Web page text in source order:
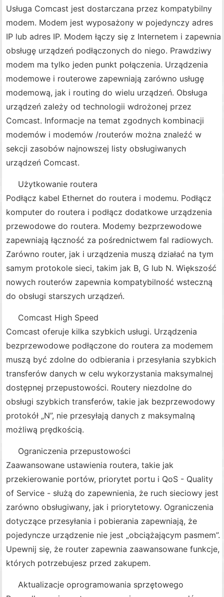
Usługa Comcast jest dostarczana przez kompatybilny
modem. Modem jest wyposażony w pojedynczy adres
IP lub adres IP. Modem łączy się z Internetem i zapewnia
obsługę urządzeń podłączonych do niego. Prawdziwy
modem ma tylko jeden punkt połączenia. Urządzenia
modemowe i routerowe zapewniają zarówno usługę
modemową, jak i routing do wielu urządzeń. Obsługa
urządzeń zależy od technologii wdrożonej przez
Comcast. Informacje na temat zgodnych kombinacji
modemów i modemów /routerów można znaleźć w
sekcji zasobów najnowszej listy obsługiwanych
urządzeń Comcast.
Użytkowanie routera
Podłącz kabel Ethernet do routera i modemu. Podłącz
komputer do routera i podłącz dodatkowe urządzenia
przewodowe do routera. Modemy bezprzewodowe
zapewniają łączność za pośrednictwem fal radiowych.
Zarówno router, jak i urządzenia muszą działać na tym
samym protokole sieci, takim jak B, G lub N. Większość
nowych routerów zapewnia kompatybilność wsteczną
do obsługi starszych urządzeń.
Comcast High Speed ​​
Comcast oferuje kilka szybkich usługi. Urządzenia
bezprzewodowe podłączone do routera za modemem
muszą być zdolne do odbierania i przesyłania szybkich
transferów danych w celu wykorzystania maksymalnej
dostępnej przepustowości. Routery niezdolne do
obsługi szybkich transferów, takie jak bezprzewodowy
protokół „N”, nie przesyłają danych z maksymalną
możliwą prędkością.
Ograniczenia przepustowości
Zaawansowane ustawienia routera, takie jak
przekierowanie portów, priorytet portu i QoS - Quality
of Service - służą do zapewnienia, że ​​ruch sieciowy jest
zarówno obsługiwany, jak i priorytetowy. Ograniczenia
dotyczące przesyłania i pobierania zapewniają, że
pojedyncze urządzenie nie jest „obciążającym pasmem”.
Upewnij się, że router zapewnia zaawansowane funkcje,
których potrzebujesz przed zakupem.
Aktualizacje oprogramowania sprzętowego